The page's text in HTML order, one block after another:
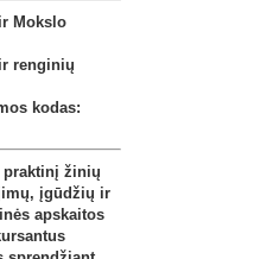
Mokslo
renginių
kodas:
praktinį žinių
įgūdžių ir
apskaitos